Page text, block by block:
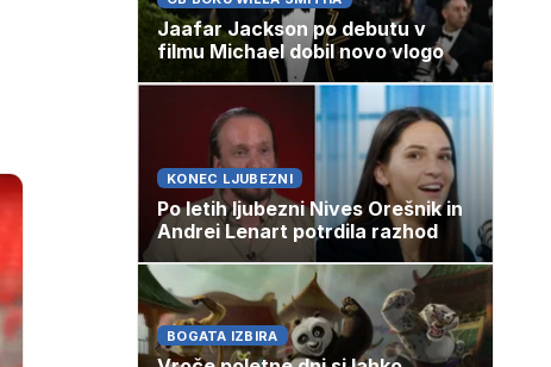
Jaafar Jackson po debutu v
filmu Michael dobil novo vlogo
KONEC LJUBEZNI
Po letih ljubezni Nives Orešnik in
Andrei Lenart potrdila razhod
BOGATA IZBIRA